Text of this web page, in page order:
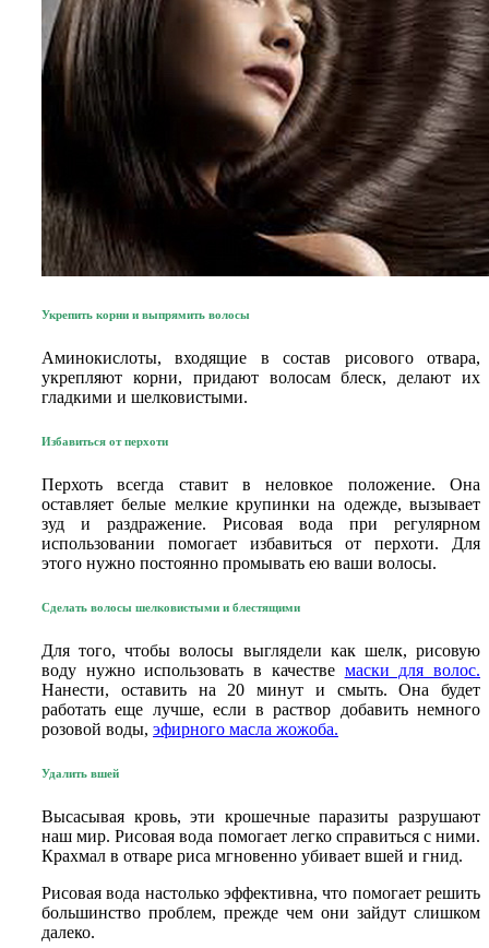
Укрепить корни и выпрямить волосы
Аминокислоты, входящие в состав рисового отвара,
укрепляют корни, придают волосам блеск, делают их
гладкими и шелковистыми.
Избавиться от перхоти
Перхоть всегда ставит в неловкое положение. Она
оставляет белые мелкие крупинки на одежде, вызывает
зуд и раздражение. Рисовая вода при регулярном
использовании помогает избавиться от перхоти. Для
этого нужно постоянно промывать ею ваши волосы.
Сделать волосы шелковистыми и блестящими
Для того, чтобы волосы выглядели как шелк, рисовую
воду нужно использовать в качестве маски для волос.
Нанести, оставить на 20 минут и смыть. Она будет
работать еще лучше, если в раствор добавить немного
розовой воды, эфирного масла жожоба.
Удалить вшей
Высасывая кровь, эти крошечные паразиты разрушают
наш мир. Рисовая вода помогает легко справиться с ними.
Крахмал в отваре риса мгновенно убивает вшей и гнид.
Рисовая вода настолько эффективна, что помогает решить
большинство проблем, прежде чем они зайдут слишком
далеко.